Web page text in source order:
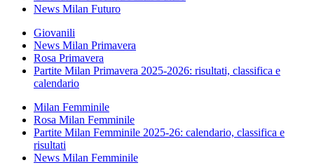
News Milan Futuro
Giovanili
News Milan Primavera
Rosa Primavera
Partite Milan Primavera 2025-2026: risultati, classifica e
calendario
Milan Femminile
Rosa Milan Femminile
Partite Milan Femminile 2025-26: calendario, classifica e
risultati
News Milan Femminile